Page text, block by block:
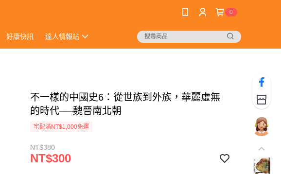
0
好康快訊 達人情報站
不一樣的中國史6：從世族到外族，華麗虛無
的時代──魏晉南北朝
宅配滿NT$1,000免運
NT$380
NT$300